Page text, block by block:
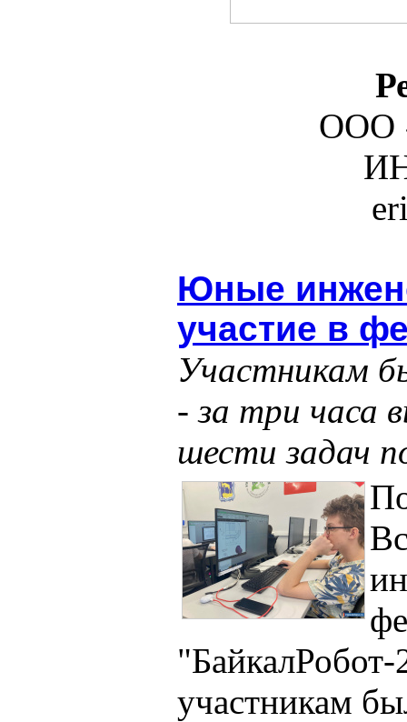
ООО
Юные
участие в
Участникам
- за три часа
шести задач
участникам